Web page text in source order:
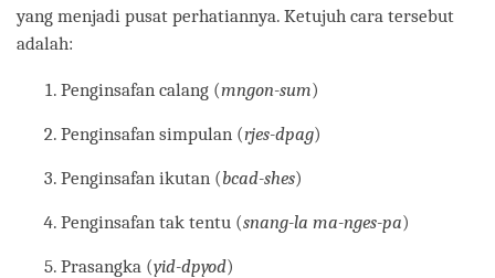
yang menjadi pusat perhatiannya. Ketujuh cara tersebut
adalah:
Penginsafan calang (mngon-sum)
Penginsafan simpulan (rjes-dpag)
Penginsafan ikutan (bcad-shes)
Penginsafan tak tentu (snang-la ma-nges-pa)
Prasangka (yid-dpyod)